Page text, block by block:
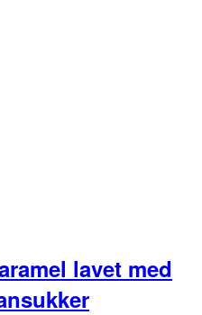
lavet med